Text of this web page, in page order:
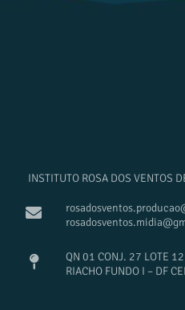
INSTITUTO ROSA DOS VENTOS
QN 01 CONJ. 27 LOTE
RIACHO FUNDO I – DF